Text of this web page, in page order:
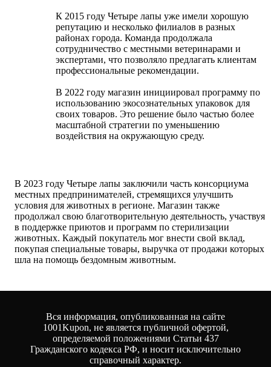
К 2015 году Четыре лапы уже имели хорошую
репутацию и несколько филиалов в разных
районах города. Команда продолжала
сотрудничество с местными ветеринарами и
экспертами, что позволяло предлагать клиентам
профессиональные рекомендации.
В 2022 году магазин инициировал программу по
использованию экосознательных упаковок для
своих товаров. Это решение было частью более
масштабной стратегии по уменьшению
воздействия на окружающую среду.
В 2023 году Четыре лапы заключили часть консорциума
местных предпринимателей, стремящихся улучшить
условия для животных в регионе. Магазин также
продолжал свою благотворительную деятельность, участвуя
в поддержке приютов и программ по стерилизации
животных. Каждый покупатель мог внести свой вклад,
покупая специальные товары, выручка от продажи которых
шла на помощь бездомным животным.
Вся информация, опубликованная на сайте
1001Kupon, не является публичной офертой,
определяемой положениями Статьи 437
Гражданского кодекса РФ, и носит исключительно
справочный характер.